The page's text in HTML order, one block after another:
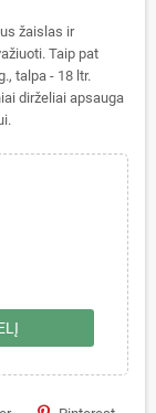
žaislas ir
Taip pat
talpa - 18 ltr.
dirželiai apsauga